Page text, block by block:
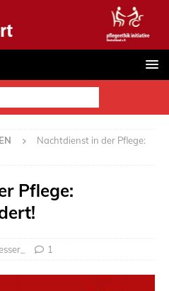
Nachtdienst in der Pflege:
Pflege:
1